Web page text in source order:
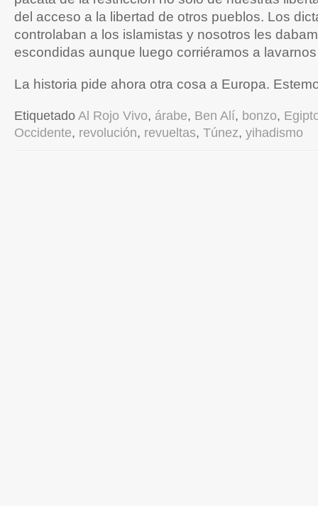
del acceso a la libertad de otros pueblos. Los
controlaban a los islamistas y nosotros les
escondidas aunque luego corriéramos a
La historia pide ahora otra cosa a Europa.
Etiquetado Al Rojo Vivo, árabe, Ben Alí, bonzo,
Occidente, revolución, revueltas, Túnez, yihadismo